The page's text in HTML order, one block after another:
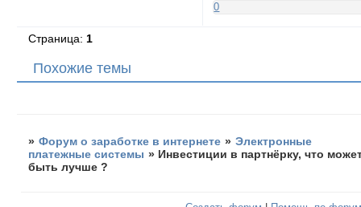
0
Страница: 1
Похожие темы
» Форум о заработке в интернете » Электронные
платежные системы » Инвестиции в партнёрку, что
быть лучше ?